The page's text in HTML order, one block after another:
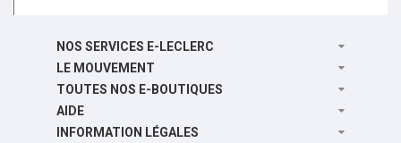
NOS SERVICES E-LECLERC
LE MOUVEMENT
TOUTES NOS E-BOUTIQUES
AIDE
INFORMATION LÉGALES